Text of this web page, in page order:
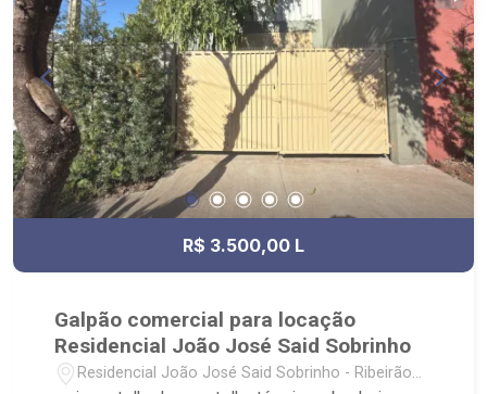
entrada privativa piso superior - sala - cozinha -
sala de jantar - 03 dormitórios - sala - banheiro
social - quintal - apartamento II entrada privativa
piso superior - sala - cozinha - sala de jantar - 03
dormitórios - sala - banheiro social - quintal -
estacionamento anexo com 20 vagas e guarita
com depósito. - sentido Independência
R$ 3.500,00 L
Galpão comercial para locação
Residencial João José Said Sobrinho
Residencial João José Said Sobrinho - Ribeirão